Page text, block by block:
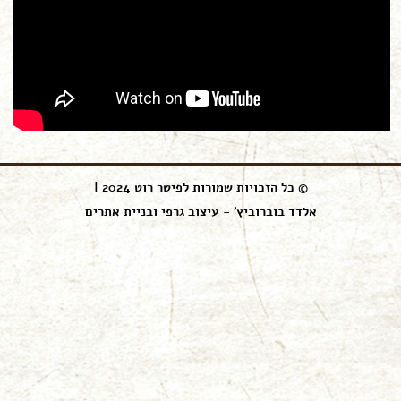
© כל הזכויות שמורות לפיטר רוט 2024 |
אלדד בוברוביץ' - עיצוב גרפי ובניית אתרים